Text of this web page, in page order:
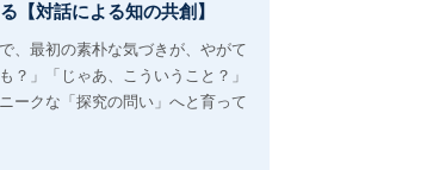
【対話による知の共創】
、最初の素朴な気づきが、やがて
？」「じゃあ、こういうこと？」
ークな「探究の問い」へと育って